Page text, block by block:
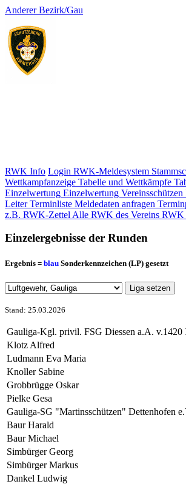
Anderer Bezirk/Gau
RWK Info Login RWK-Meldesystem
Wettkampfanzeige Tabelle und Wettkämpfe
Einzelwertung Einzelwertung Vereinsschützen
LeiterTerminliste Meldedaten anfragen
z.B. RWK-Zettel Alle RWK des Vereins RWK
Einzelergebnisse der Runden
Ergebnis = blau Sonderkennzeichen (LP) gesetzt
Stand: 25.03.2026
Gauliga-Kgl. privil. FSG Diessen a.A. v.1420
Klotz Alfred
Ludmann Eva Maria
Knoller Sabine
Grobbrügge Oskar
Pielke Gesa
Gauliga-SG "Martinsschützen" Dettenhofen
Baur Harald
Baur Michael
Simbürger Georg
Simbürger Markus
Dankel Ludwig